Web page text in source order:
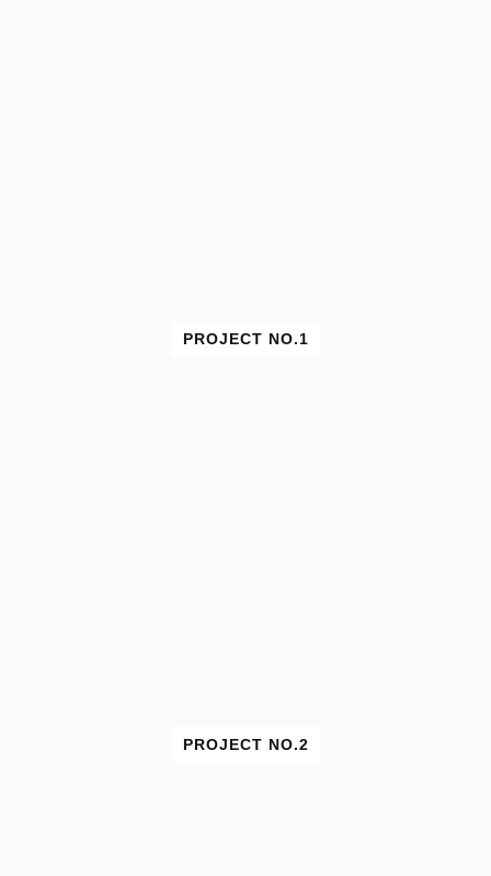
PROJECT NO.1
PROJECT NO.2